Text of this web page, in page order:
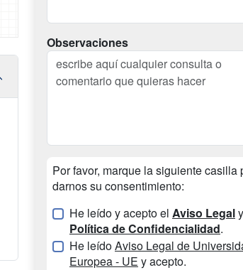
Observaciones
Por favor, marque la siguiente casilla
darnos su consentimiento:
He leído y acepto el Aviso Legal
Política de Confidencialidad.
He leídoAviso Legal de
Europea - UE y acepto.